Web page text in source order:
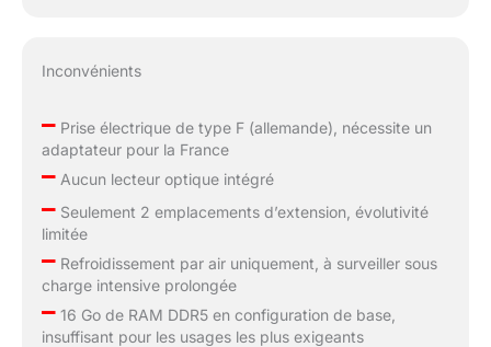
Inconvénients
–Prise électrique de type F (allemande), nécessite un
adaptateur pour la France
–Aucun lecteur optique intégré
–Seulement 2 emplacements d’extension, évolutivité
limitée
–Refroidissement par air uniquement, à surveiller sous
charge intensive prolongée
–16 Go de RAM DDR5 en configuration de base,
insuffisant pour les usages les plus exigeants